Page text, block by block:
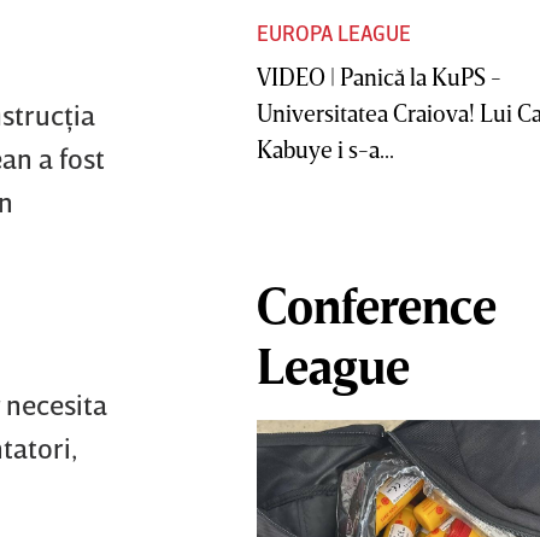
a fost
EUROPA LEAGUE
VIDEO | Panică la KuPS -
Universitatea Craiova! Lui
Kabuye i s-a...
Conference
League